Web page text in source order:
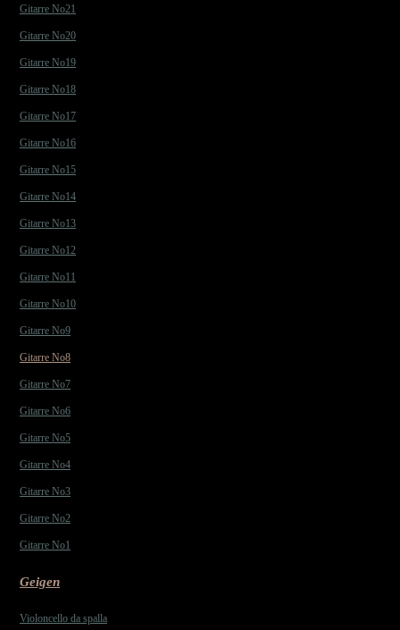
Gitarre No21
Gitarre No20
Gitarre No19
Gitarre No18
Gitarre No17
Gitarre No16
Gitarre No15
Gitarre No14
Gitarre No13
Gitarre No12
Gitarre No11
Gitarre No10
Gitarre No9
Gitarre No8
Gitarre No7
Gitarre No6
Gitarre No5
Gitarre No4
Gitarre No3
Gitarre No2
Gitarre No1
Geigen
Violoncello da spalla